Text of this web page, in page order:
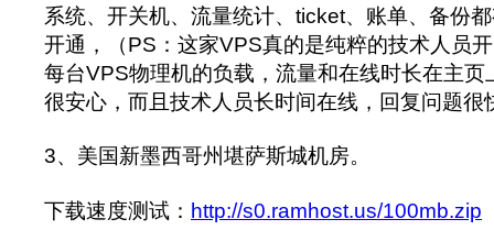
系统、开关机、流量统计、ticket、账单、备份
开通，（PS：这家VPS真的是纯粹的技术人员
每台VPS物理机的负载，流量和在线时长在主页
很安心，而且技术人员长时间在线，回复问题很
3、美国新墨西哥州堪萨斯城机房。
下载速度测试： http://s0.ramhost.us/100mb.zip